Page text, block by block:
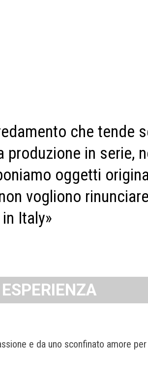
che tende
produzione in serie,
oggetti
vogliono
Italy»
e da uno sconfinato amore